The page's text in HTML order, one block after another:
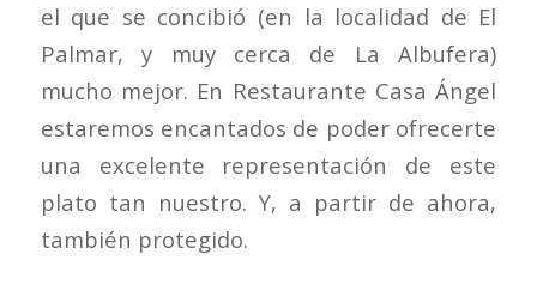
el que se concibió (en la localidad de El
Palmar, y muy cerca de La Albufera)
mucho mejor. En Restaurante Casa Ángel
estaremos encantados de poder ofrecerte
una excelente representación de este
plato tan nuestro. Y, a partir de ahora,
también protegido.